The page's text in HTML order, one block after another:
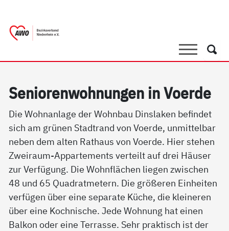
SucheSuche
Se­nio­ren­woh­nun­gen in Vo­er­de
Die Wohnanlage der Wohnbau Dinslaken befindet
sich am grünen Stadtrand von Voerde, unmittelbar
neben dem alten Rathaus von Voerde. Hier stehen
Zweiraum-Appartements verteilt auf drei Häuser
zur Verfügung. Die Wohnflächen liegen zwischen
48 und 65 Quadratmetern. Die größeren Einheiten
verfügen über eine separate Küche, die kleineren
über eine Kochnische. Jede Wohnung hat einen
Balkon oder eine Terrasse. Sehr praktisch ist der